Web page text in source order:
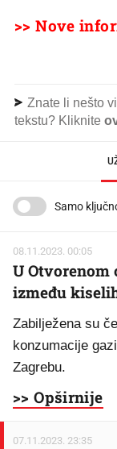
>> Nove
Znate li nešto
tekstu? Kliknite
Samo
08.11.2023. 00:05
U Otvorenom
između
Zabilježena su
konzumacije
Zagrebu.
>> Opširnije
07.11.2023. 23:35